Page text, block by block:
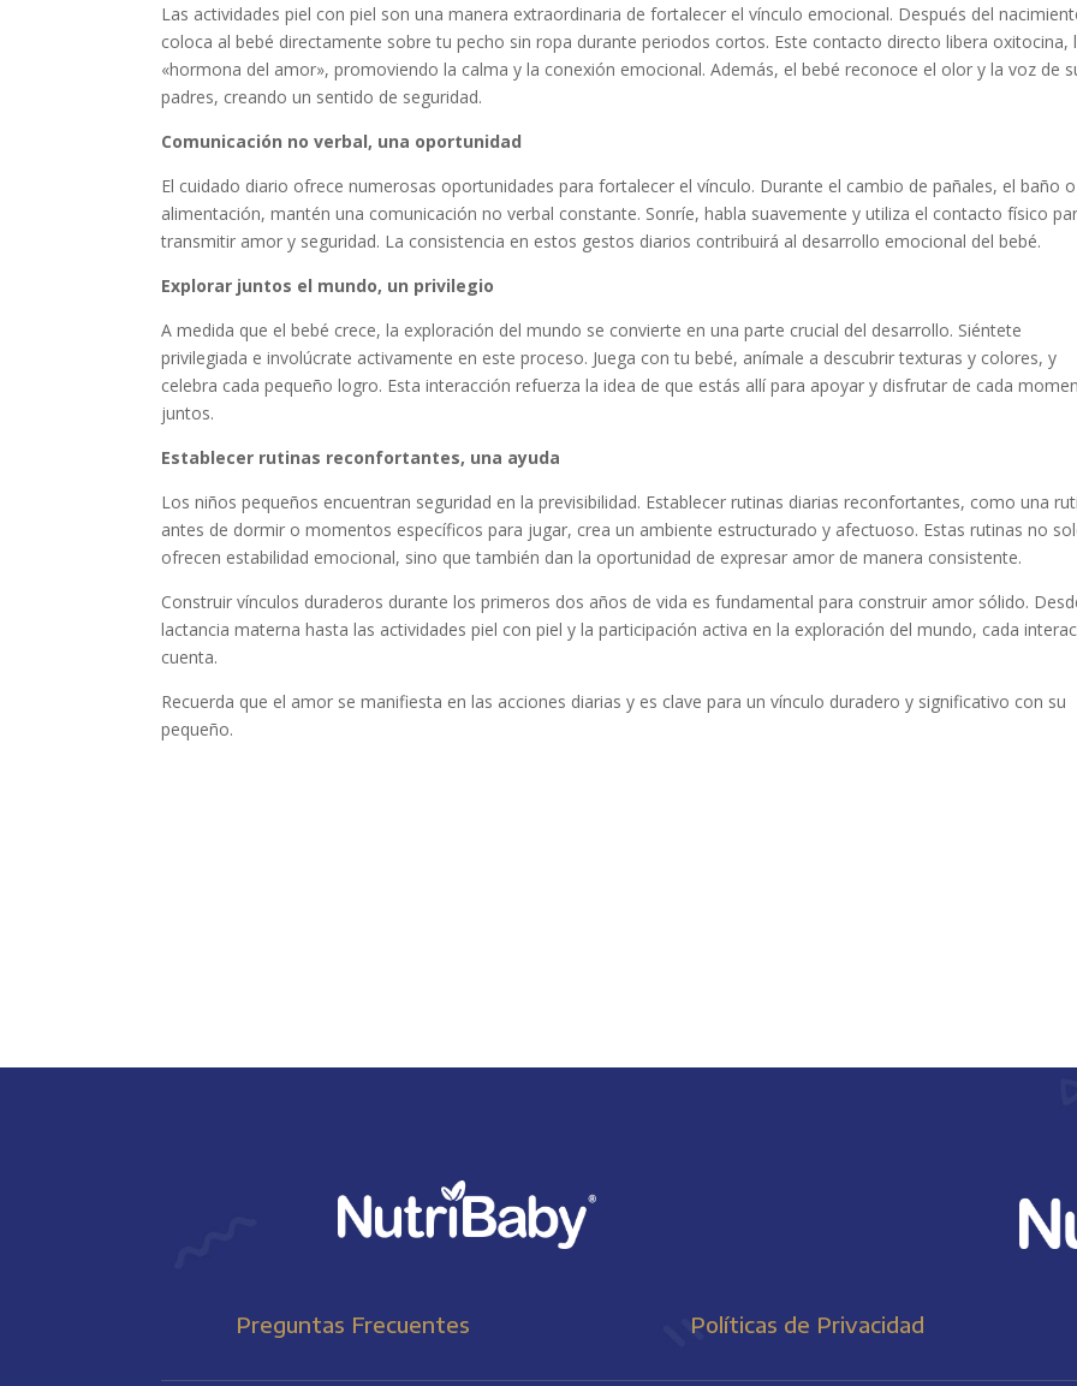
Las actividades piel con piel son una manera extraordinaria de fortalecer el vínculo emocional. Después del
coloca al bebé directamente sobre tu pecho sin ropa durante periodos cortos. Este contacto directo libera oxitocina,
«hormona del amor», promoviendo la calma y la conexión emocional. Además, el bebé reconoce el olor y la voz de
padres, creando un sentido de seguridad.
Comunicación no verbal, una oportunidad
El cuidado diario ofrece numerosas oportunidades para fortalecer el vínculo. Durante el cambio de pañales, el baño
alimentación, mantén una comunicación no verbal constante. Sonríe, habla suavemente y utiliza el contacto físico
transmitir amor y seguridad. La consistencia en estos gestos diarios contribuirá al desarrollo emocional del bebé.
Explorar juntos el mundo, un privilegio
A medida que el bebé crece, la exploración del mundo se convierte en una parte crucial del desarrollo. Siéntete
privilegiada e involúcrate activamente en este proceso. Juega con tu bebé, anímale a descubrir texturas y colores, y
celebra cada pequeño logro. Esta interacción refuerza la idea de que estás allí para apoyar y disfrutar de cada
juntos.
Establecer rutinas reconfortantes, una ayuda
Los niños pequeños encuentran seguridad en la previsibilidad. Establecer rutinas diarias reconfortantes, como una
antes de dormir o momentos específicos para jugar, crea un ambiente estructurado y afectuoso. Estas rutinas no
ofrecen estabilidad emocional, sino que también dan la oportunidad de expresar amor de manera consistente.
Construir vínculos duraderos durante los primeros dos años de vida es fundamental para construir amor sólido.
lactancia materna hasta las actividades piel con piel y la participación activa en la exploración del mundo, cada
cuenta.
Recuerda que el amor se manifiesta en las acciones diarias y es clave para un vínculo duradero y significativo con su
pequeño.
Preguntas Frecuentes Políticas de Privacidad